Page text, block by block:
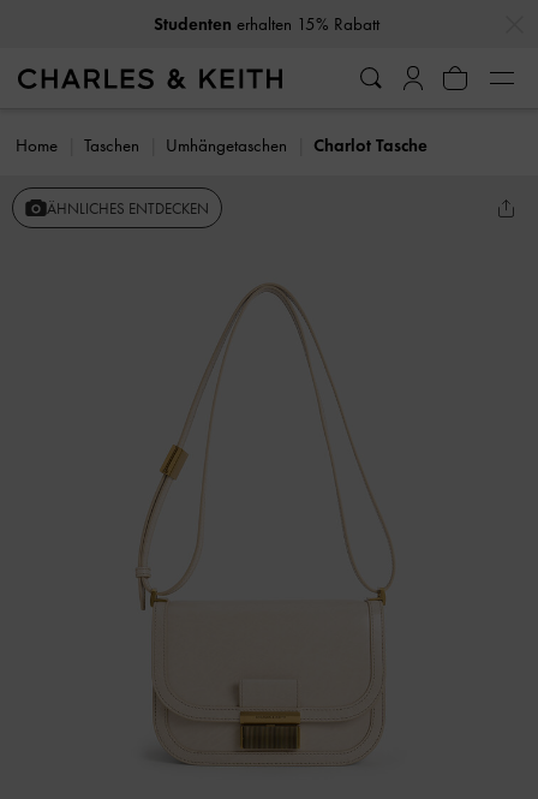
Studenten erhalten 15% Rabatt
Home Taschen Umhängetaschen Charlot Tasche
ÄHNLICHES ENTDECKEN